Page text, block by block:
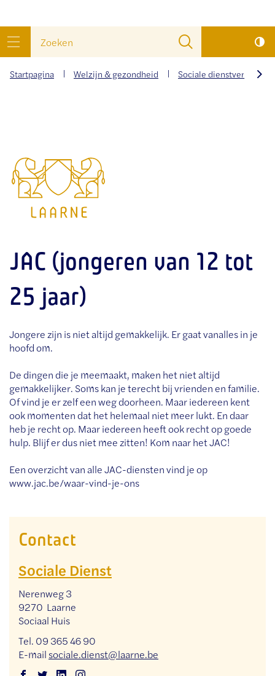
menu
zoek
je?
Gemeente
Laarne
Startpagina Welzijn & gezondheid Sociale dienstverlening
JAC (jongeren van 12 tot
25 jaar)
Jongere zijn is niet altijd gemakkelijk. Er gaat vanalles in je
hoofd om.
De dingen die je meemaakt, maken het niet altijd
gemakkelijker. Soms kan je terecht bij vrienden en familie.
Of vind je er zelf een weg doorheen. Maar iedereen kent
ook momenten dat het helemaal niet meer lukt. En daar
heb je recht op. Maar iedereen heeft ook recht op goede
hulp. Blijf er dus niet mee zitten! Kom naar het JAC!
Een overzicht van alle JAC-diensten vind je op
www.jac.be/waar-vind-je-ons
Contact
Sociale Dienst
Adres
Nerenweg 3
,9270 Laarne
Sociaal Huis
Tel. 09 365 46 90
E-
mail
sociale.dienst@laarne.be